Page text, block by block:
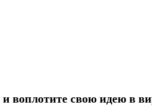
и воплотите свою идею в